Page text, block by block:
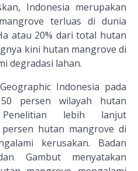
Indonesia merupakan
terluas di dunia
atau 20% dari total hutan
kini hutan mangrove di
degradasi lahan.
Indonesia pada
persen wilayah hutan
lebih lanjut
hutan mangrove di
kerusakan. Badan
Gambut menyatakan